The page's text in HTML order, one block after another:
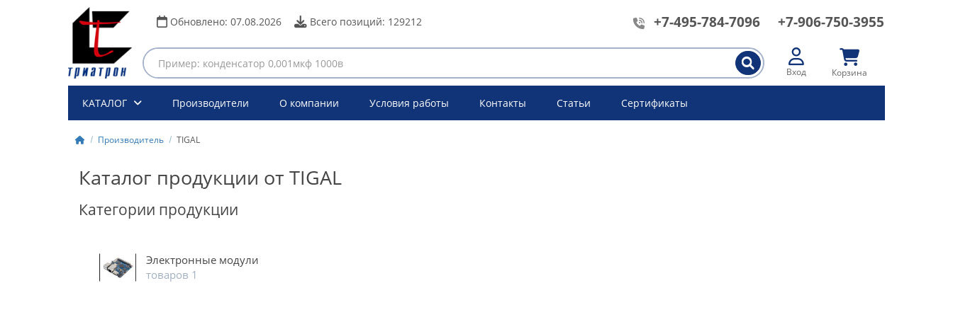
Обновлено: 07.08.2026 Всего позиций: 129212 +7-495-784-7096 +7-906-750-3955
Вход Корзина
КАТАЛОГ Производители О компании Условия работы Контакты Статьи Сертификаты
Производитель TIGAL
Каталог продукции от TIGAL
Категории продукции
Электронные модули
товаров 1